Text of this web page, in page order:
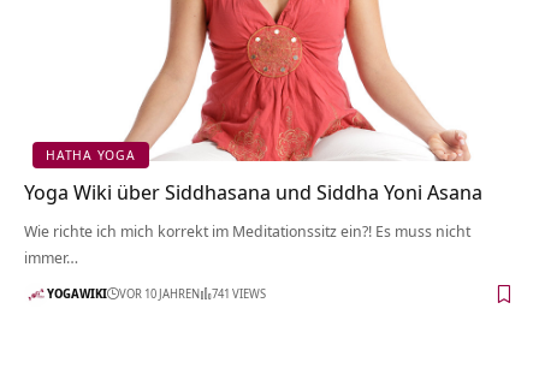
HATHA YOGA
Yoga Wiki über Siddhasana und Siddha Yoni Asana
Wie richte ich mich korrekt im Meditationssitz ein?! Es muss nicht
immer…
YOGAWIKI VOR 10 JAHREN 741 VIEWS